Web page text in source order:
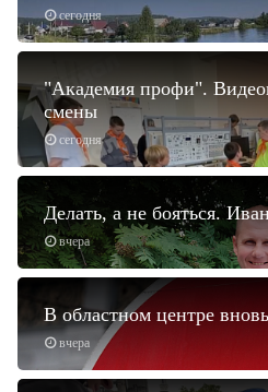
сегодня
сегодня
"Академия профи".
смены
вчера
Делать, а не бояться.
вчера
В областном центре